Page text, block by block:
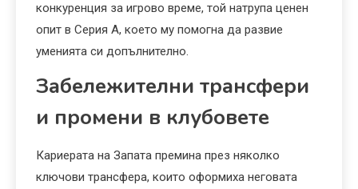
конкуренция за игрово време, той натрупа ценен
опит в Серия А, което му помогна да развие
уменията си допълнително.
Забележителни трансфери
и промени в клубовете
Кариерата на Запата премина през няколко
ключови трансфера, които оформиха неговата